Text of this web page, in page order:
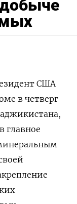
США
в четверг
главное